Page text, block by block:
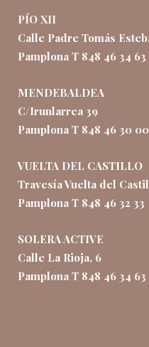
PÍO XII
Calle Padre Tomás
Pamplona T 848 46 34 63
MENDEBALDEA
C/Irunlarrea 39
Pamplona T 848 46 30 00
VUELTA DEL CASTILLO
Travesía Vuelta del
Pamplona T 848 46 32 33
SOLERA ACTIVE
Calle La Rioja, 6
Pamplona T 848 46 34 63